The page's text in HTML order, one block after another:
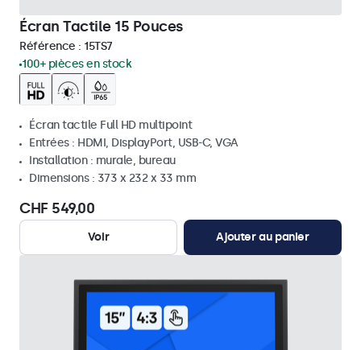
Écran Tactile 15 Pouces
Référence : 15TS7
100+ pièces en stock
Écran tactile Full HD multipoint
Entrées : HDMI, DisplayPort, USB-C, VGA
Installation : murale, bureau
Dimensions : 373 x 232 x 33 mm
CHF 549,00
Voir Ajouter au panier